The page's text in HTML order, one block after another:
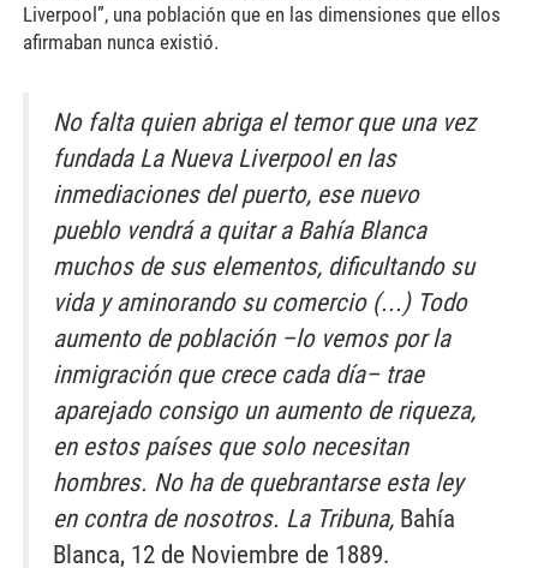
Liverpool”, una población que en las dimensiones que ellos
afirmaban nunca existió.
No falta quien abriga el temor que una vez
fundada La Nueva Liverpool en las
inmediaciones del puerto, ese nuevo
pueblo vendrá a quitar a Bahía Blanca
muchos de sus elementos, dificultando su
vida y aminorando su comercio (...) Todo
aumento de población –lo vemos por la
inmigración que crece cada día– trae
aparejado consigo un aumento de riqueza,
en estos países que solo necesitan
hombres. No ha de quebrantarse esta ley
en contra de nosotros. La Tribuna, Bahía
Blanca, 12 de Noviembre de 1889.